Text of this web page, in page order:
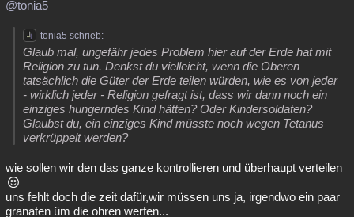
@tonia5
tonia5 schrieb:
Glaub mal, ungefähr jedes Problem hier auf der Erde hat mit
Religion zu tun. Denkst du vielleicht, wenn die Oberen
tatsächlich die Güter der Erde teilen würden, wie es von jeder
- wirklich jeder - Religion gefragt ist, dass wir dann noch ein
einziges hungerndes Kind hätten? Oder Kindersoldaten?
Glaubst du, ein einziges Kind müsste noch wegen Tetanus
verkrüppelt werden?
wie sollen wir den das ganze kontrollieren und überhaupt verteilen
uns fehlt doch die zeit dafür,wir müssen uns ja, irgendwo ein paar
granaten üm die ohren werfen...